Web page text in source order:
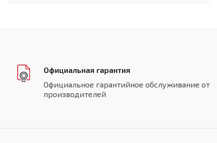
Официальная гарантия
Официальное гарантийное обслуживание от
производителей